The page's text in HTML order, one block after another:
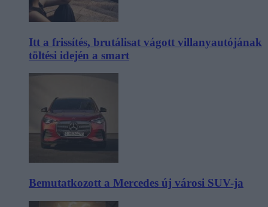
Itt a frissítés, brutálisat vágott villanyautójának
töltési idején a smart
Bemutatkozott a Mercedes új városi SUV-ja